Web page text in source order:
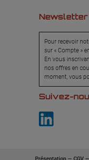
Newsletter
Pour recevoir
sur « Compte »
En vous
nos offres en
moment, vous
Suivez-
Présentation — CGV —